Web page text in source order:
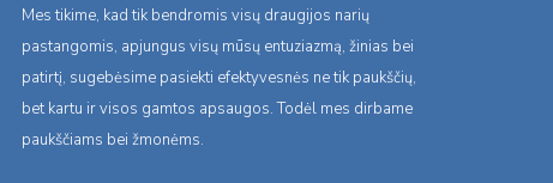
Mes tikime, kad tik bendromis visų draugijos narių
pastangomis, apjungus visų mūsų entuziazmą, žinias bei
patirtį, sugebėsime pasiekti efektyvesnės ne tik paukščių,
bet kartu ir visos gamtos apsaugos. Todėl mes dirbame
paukščiams bei žmonėms.